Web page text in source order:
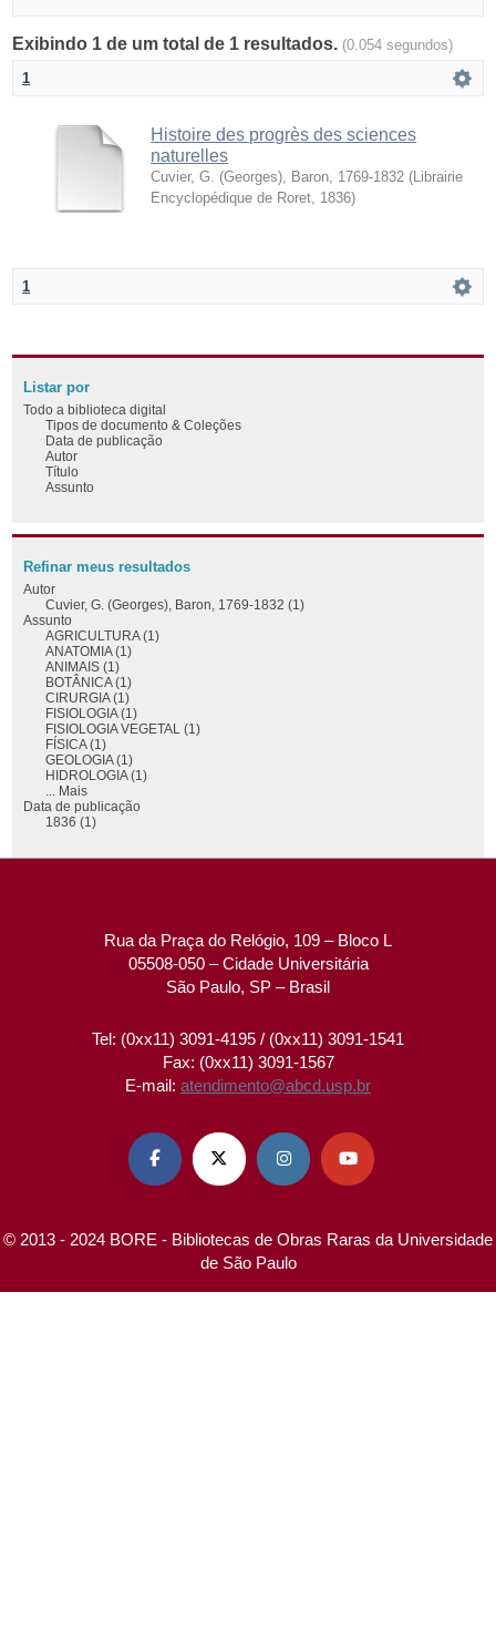
Exibindo 1 de um total de 1 resultados. (0.054 segundos)
1
Histoire des progrès des sciences
naturelles
Cuvier, G. (Georges), Baron, 1769-1832 ( Librairie
Encyclopédique de Roret 1836)
1
Listar por
Todo a biblioteca digital
Tipos de documento & Coleções
Data de publicação
Autor
Título
Assunto
Refinar meus resultados
Autor
Cuvier, G. (Georges), Baron, 1769-1832 (1)
Assunto
AGRICULTURA (1)
ANATOMIA (1)
ANIMAIS (1)
BOTÂNICA (1)
CIRURGIA (1)
FISIOLOGIA (1)
FISIOLOGIA VEGETAL (1)
FÍSICA (1)
GEOLOGIA (1)
HIDROLOGIA (1)
... Mais
Data de publicação
1836 (1)
Rua da Praça do Relógio, 109 – Bloco L
05508-050 – Cidade Universitária
São Paulo, SP – Brasil
Tel: (0xx11) 3091-4195 / (0xx11) 3091-1541
Fax: (0xx11) 3091-1567
E-mail: atendimento@abcd.usp.br
   
© 2013 - 2024 BORE - Bibliotecas de Obras Raras da Universidade
de São Paulo